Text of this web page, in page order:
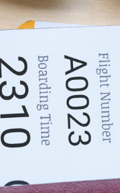
認
たちの事例
ん）
Kさん）
Tomohiroさん）
ンプライム」の特徴
だけ差がつく